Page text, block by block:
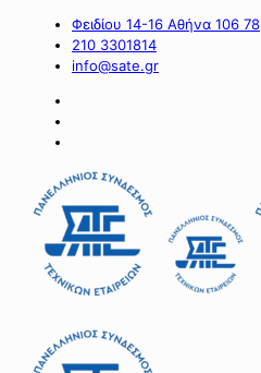
Φειδίου 14-16 Αθήνα 106 78
210 3301814
info@sate.gr